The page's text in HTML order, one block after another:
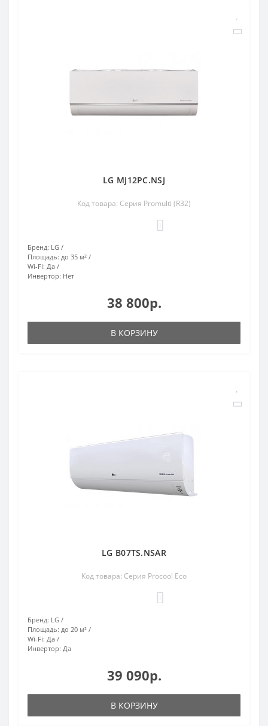
LG MJ12PC.NSJ
Код товара: Серия Promulti (R32)
Бренд: LG
Площадь: до 35 м²
Wi-Fi: Да
Инвертор: Нет
38 800р.
В КОРЗИНУ
LG B07TS.NSAR
Код товара: Серия Procool Eco
Бренд: LG
Площадь: до 20 м²
Wi-Fi: Да
Инвертор: Да
39 090р.
В КОРЗИНУ